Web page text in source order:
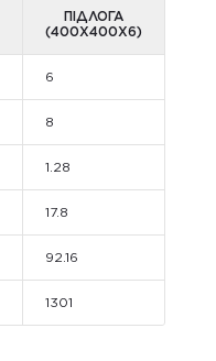
ПІДЛОГА
(400Х400Х6)
6
8
1.28
17.8
92.16
1301